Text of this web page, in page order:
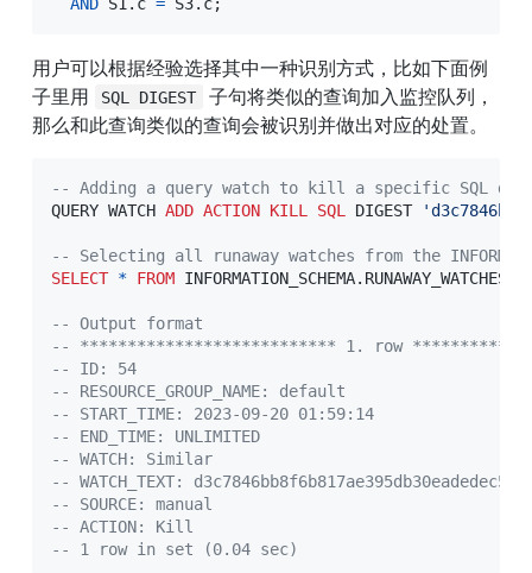
用户可以根据经验选择其中一种识别方式，比如下面例
子里用
SQL DIGEST
子句将类似的查询加入监控队列，
那么和此查询类似的查询会被识别并做出对应的处置。
-- Adding a query watch to kill a specific SQL
QUERY WATCH ADD ACTION KILL SQL DIGEST
-- Selecting all runaway watches from the
SELECT * FROM INFORMATION_SCHEMA. RUNAWAY_WATCHES
-- Output format
-- *************************** 1. row
-- ID: 54
-- RESOURCE_GROUP_NAME: default
-- START_TIME: 2023-09-20 01:59:14
-- END_TIME: UNLIMITED
-- WATCH: Similar
-- WATCH_TEXT:
-- SOURCE: manual
-- ACTION: Kill
-- 1 row in set (0.04 sec)